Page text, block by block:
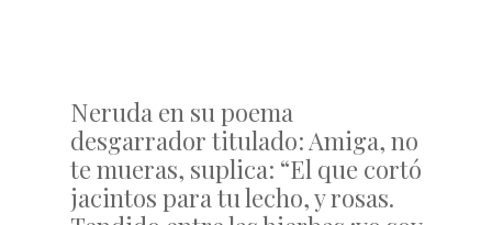
Neruda en su poema
desgarrador titulado: Amiga, no
te mueras, suplica: “El que cortó
jacintos para tu lecho, y rosas.